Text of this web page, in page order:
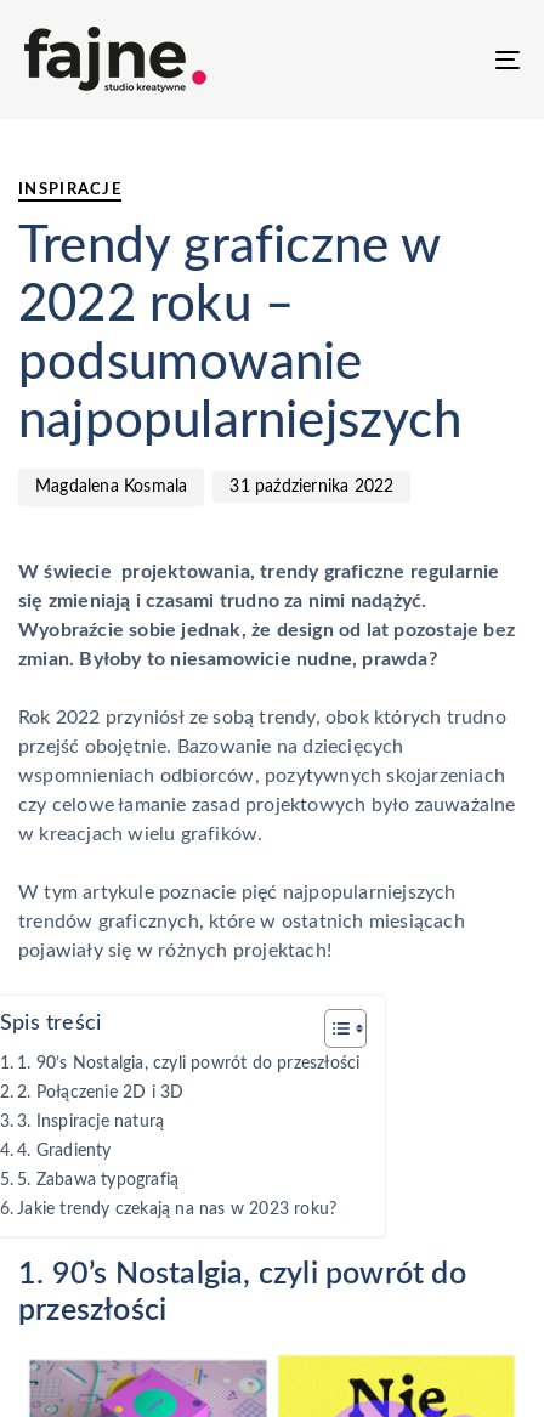
INSPIRACJE
Trendy graficzne w
2022 roku –
podsumowanie
najpopularniejszych
Magdalena Kosmala 31 października 2022
W świecie projektowania, trendy graficzne regularnie
się zmieniają i czasami trudno za nimi nadążyć.
Wyobraźcie sobie jednak, że design od lat pozostaje bez
zmian. Byłoby to niesamowicie nudne, prawda?
Rok 2022 przyniósł ze sobą trendy, obok których trudno
przejść obojętnie. Bazowanie na dziecięcych
wspomnieniach odbiorców, pozytywnych skojarzeniach
czy celowe łamanie zasad projektowych było zauważalne
w kreacjach wielu grafików.
W tym artykule poznacie pięć najpopularniejszych
trendów graficznych, które w ostatnich miesiącach
pojawiały się w różnych projektach!
Spis treści
1. 90’s Nostalgia, czyli powrót do przeszłości
2. Połączenie 2D i 3D
3. Inspiracje naturą
4. Gradienty
5. Zabawa typografią
Jakie trendy czekają na nas w 2023 roku?
1. 90’s Nostalgia, czyli powrót do
przeszłości